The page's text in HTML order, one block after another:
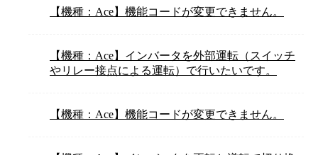
【機種：Ace】機能コードが変更できません。
【機種：Ace】インバータを外部運転（スイッチ
やリレー接点による運転）で行いたいです。
【機種：Ace】機能コードが変更できません。